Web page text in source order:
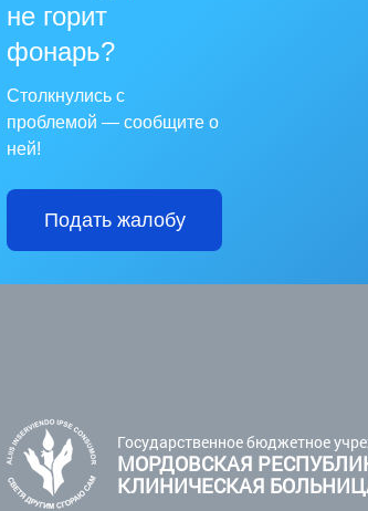
не горит
фонарь?
Столкнулись с
проблемой — сообщите о
ней!
Подать жалобу
Государственное бюджетное
МОРДОВСКАЯ
КЛИНИЧЕСКАЯ